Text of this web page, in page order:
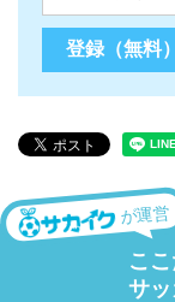
が運営
こ
サッ